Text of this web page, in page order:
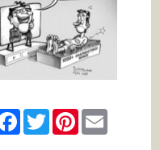
Facebook
TwitterPinterestEmail